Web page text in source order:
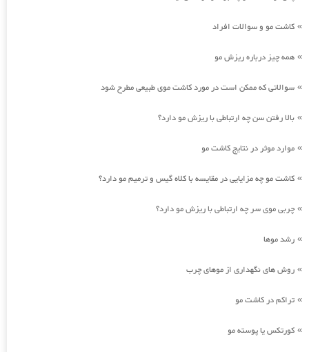
» کاشت مو و سوالات افراد
» همه چیز درباره ریزش مو
» سوالاتی که ممکن است در مورد کاشت موی طبیعی مطرح شود
» بالا رفتن سن چه ارتباطی با ریزش مو دارد؟
» موارد موثر در نتایج کاشت مو
» کاشت مو چه مزایایی در مقایسه با کلاه گیس و ترمیم مو دارد؟
» چربی موی سر چه ارتباطی با ریزش مو دارد؟
» رشد موها
» روش های نگهداری از موهای چرب
» تراکم در کاشت مو
» کورتکس یا پوسته مو